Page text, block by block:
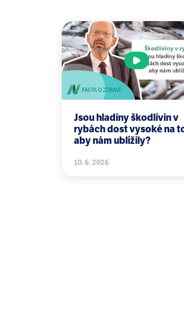
Shan BE,
Int J
Brown ES,
Mar;72(3):205-
Jsou hladiny škodlivin v
rybách dost vysoké na
aby nám ublížily?
10. 6. 2026